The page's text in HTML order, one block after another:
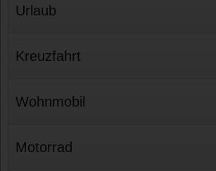
Urlaub
Kreuzfahrt
Wohnmobil
Motorrad